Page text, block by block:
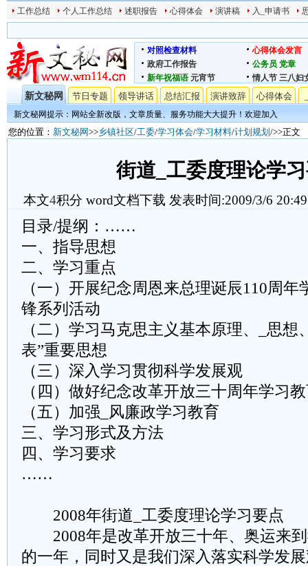
工作总结 个人工作总结 述职报告 心得体会 演讲稿 入_申请书
对照检查材料
心得体会发言
政府工作报告
公务员 党章
新年祝福语 元宵节 情人节 三八妇
新文秘网 节日专题 领导讲话 总结汇报 演讲致辞 心得体会
新文秘网提示：网站全新改版，文章质量、服务功能大大提升！欢迎加入
您的位置： 新文秘网>>乡镇社区/工委/学习体会/学习材料/计划规划 />>正文
街道_工委度理论学
本文4积分 word文档下载 发表时间:2009/3/6
目录/提纲：……
一、指导思想
二、学习重点
（一）开展纪念周恩来总理诞辰110周
锋系列活动
（二）学习马克思主义基本原理、_思想
表”重要思想
（三）深入学习贯彻科学发展观
（四）做好纪念改革开放三十周年学习
（五）加强_风廉政学习教育
三、学习形式及方法
四、学习要求
……
2008年街道_工委度理论学习要点
2008年是改革开放三十年、奥运来到
的一年，同时又是我们深入落实科学发